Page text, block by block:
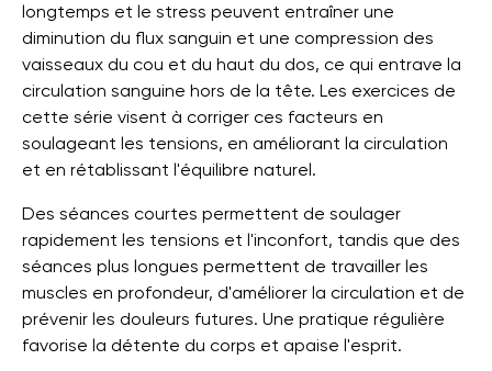
longtemps et le stress peuvent entraîner une
diminution du flux sanguin et une compression des
vaisseaux du cou et du haut du dos, ce qui entrave la
circulation sanguine hors de la tête. Les exercices de
cette série visent à corriger ces facteurs en
soulageant les tensions, en améliorant la circulation
et en rétablissant l'équilibre naturel.
Des séances courtes permettent de soulager
rapidement les tensions et l'inconfort, tandis que des
séances plus longues permettent de travailler les
muscles en profondeur, d'améliorer la circulation et de
prévenir les douleurs futures. Une pratique régulière
favorise la détente du corps et apaise l'esprit.